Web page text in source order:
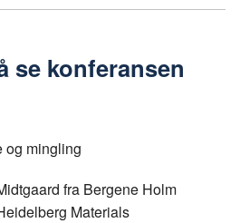
a
e
b
i
k
e
-
s
se konferansen
og mingling
fra Bergene Holm
Materials